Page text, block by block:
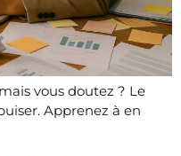
vous doutez ? Le
Apprenez à en